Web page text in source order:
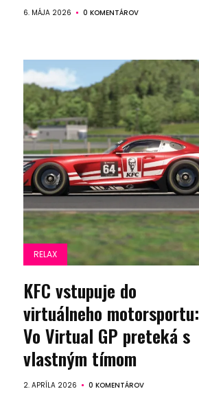
6. MÁJA 2026 0 KOMENTÁROV
RELAX
KFC vstupuje do
virtuálneho motorsportu:
Vo Virtual GP preteká s
vlastným tímom
2. APRÍLA 2026 0 KOMENTÁROV